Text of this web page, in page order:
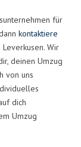
für
kontaktiere
Wir
deinen Umzug
von uns
dich
Umzug